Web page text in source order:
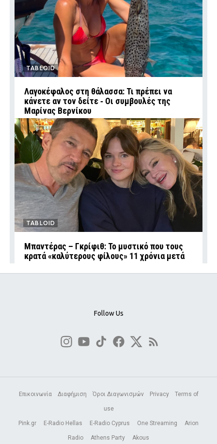
TABLOID
Λαγοκέφαλος στη θάλασσα: Τι πρέπει να
κάνετε αν τον δείτε ‑ Οι συμβουλές της
Μαρίνας Βερνίκου
TABLOID
Μπαντέρας – Γκρίφιθ: Το μυστικό που τους
κρατά «καλύτερους φίλους» 11 χρόνια μετά
Follow Us
Επικοινωνία Διαφήμιση Όροι Διαγωνισμών Privacy Terms of
use
Pink.gr E-Radio Hellas E-Radio Cyprus One Streaming Arion
Radio Athens Party Akous